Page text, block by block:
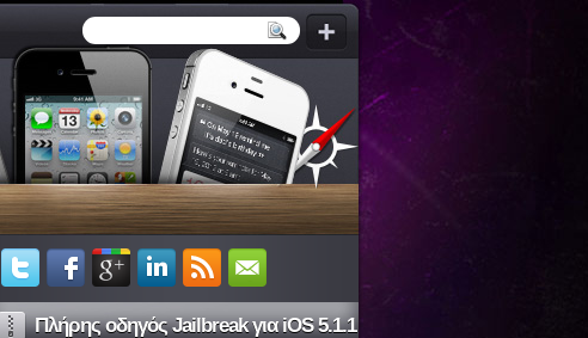
Πλήρης οδηγός Jailbreak για iOS 5.1.1